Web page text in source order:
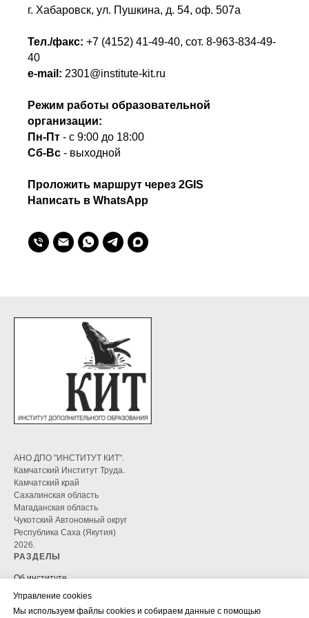
г. Хабаровск, ул. Пушкина, д. 54, оф. 507а
Тел./факс: +7 (4152) 41-49-40, сот. 8-963-834-49-
40
e-mail: 2301@institute-kit.ru
Режим работы образовательной
организации:
Пн-Пт - с 9:00 до 18:00
Сб-Вс - выходной
Проложить маршрут через 2GIS
Написать в WhatsApp
АНО ДПО "ИНСТИТУТ КИТ".
Камчатский Институт Труда.
Камчатский край
Сахалинская область
Магаданская область
Чукотский Автономный округ
Республика Саха (Якутия)
2026.
РАЗДЕЛЫ
Об институте
Аутсорсинг
ДОКУМЕНТЫ
Управление cookies
Мы используем файлы cookies и собираем данные с помощью